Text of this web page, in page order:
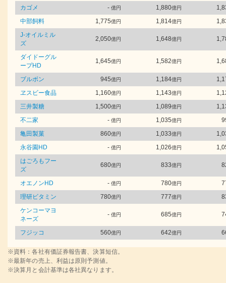
カゴメ - 億円 1,880億円
中部飼料
1,775億円 1,814億円
J-オイルミル
ズ
2,050億円 1,648億円
ダイドーグル
ープHD
1,645億円 1,582億円
ブルボン 945億円 1,184億円
ヱスビー食品
1,160億円 1,143億円
三井製糖
1,500億円 1,089億円
不二家
- 億円 1,035億円
亀田製菓
860億円 1,033億円
永谷園HD
- 億円 1,026億円
はごろもフー
ズ
680億円 833億円
オエノンHD - 億円 780億円
理研ビタミン
780億円 777億円
ケンコーマヨ
ネーズ
- 億円 685億円
フジッコ 560億円 642億円
※資料：各社有価証券報告書、決算短信。
※最新年の売上、利益は原則予測値。
※決算月と会計基準は各社異なります。